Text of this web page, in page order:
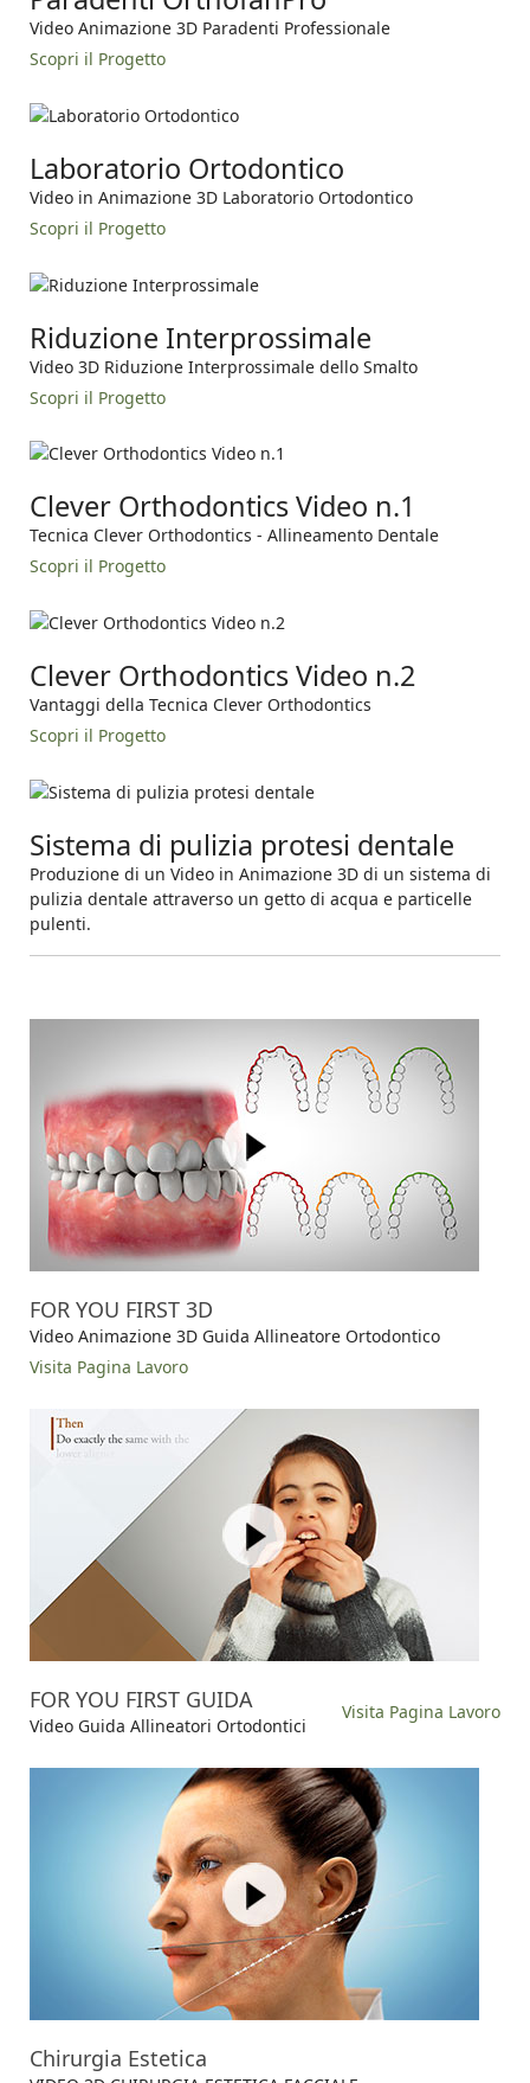
Video Animazione 3D Paradenti Professionale
Scopri il Progetto
Laboratorio Ortodontico
Video in Animazione 3D Laboratorio Ortodontico
Scopri il Progetto
Riduzione Interprossimale
Video 3D Riduzione Interprossimale dello Smalto
Scopri il Progetto
Clever Orthodontics Video n.1
Tecnica Clever Orthodontics - Allineamento Dentale
Scopri il Progetto
Clever Orthodontics Video n.2
Vantaggi della Tecnica Clever Orthodontics
Scopri il Progetto
Sistema di pulizia protesi dentale
Produzione di un Video in Animazione 3D di un sistema di
pulizia dentale attraverso un getto di acqua e particelle
pulenti.
FOR YOU FIRST 3D
Video Animazione 3D Guida Allineatore Ortodontico
Visita Pagina Lavoro
FOR YOU FIRST GUIDA
Video Guida Allineatori Ortodontici
Visita Pagina Lavoro
Chirurgia Estetica